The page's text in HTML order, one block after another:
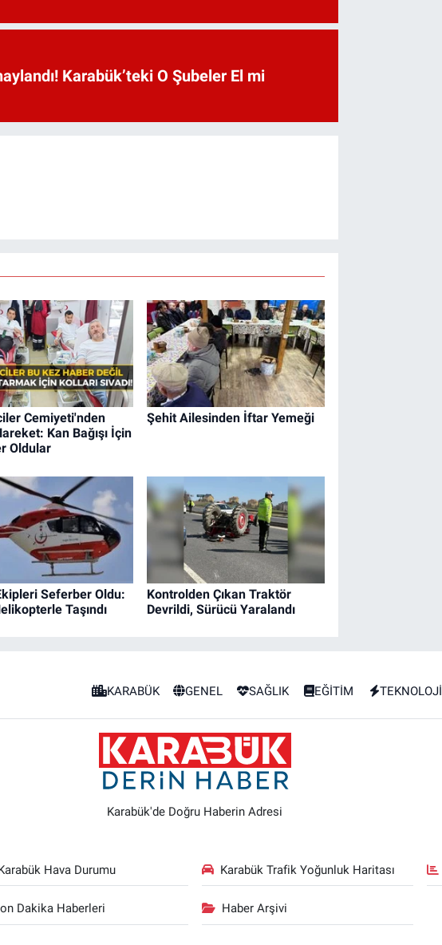
Karabük’teki O Şubeler El mi
Cemiyeti'nden
Kan Bağışı İçin
Oldular
Şehit Ailesinden İftar Yemeği
Seferber Oldu:
Taşındı
Kontrolden Çıkan Traktör
Devrildi, Sürücü Yaralandı
KARABÜK GENEL SAĞLIK EĞİTİM TEKNOLOJİ
Karabük'de Doğru Haberin Adresi
Hava Durumu Karabük Trafik Yoğunluk Haritası
Dakika Haberleri Haber Arşivi